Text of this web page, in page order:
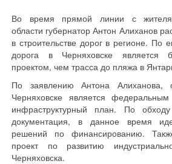
Во время прямой линии с
области губернатор Антон Алиханов
в строительстве дорог в регионе. По
дорога в Черняховске является
проектом, чем трасса до пляжа в
По заявлению Антона Алиханова,
Черняховске является
инфраструктурный план. По
документация, в данное время
решений по финансированию.
проект по развитию
Черняховска.